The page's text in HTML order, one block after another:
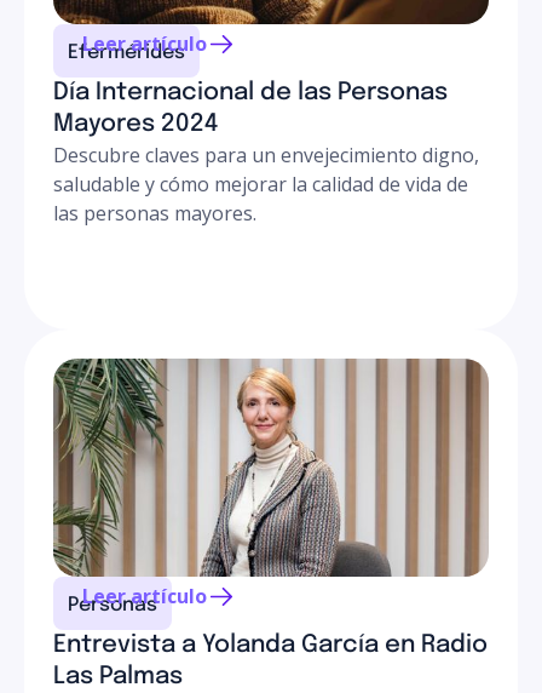
Efermérides
Día Internacional de las Personas
Mayores 2024
Descubre claves para un envejecimiento digno,
saludable y cómo mejorar la calidad de vida de
las personas mayores.
Leer artículo
Personas
Entrevista a Yolanda García en Radio
Las Palmas
Leer artículo